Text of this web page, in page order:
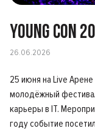
YOUNG CON
26.06.2026
25 июня на Live
молодёжный
карьеры в IT.
году событие